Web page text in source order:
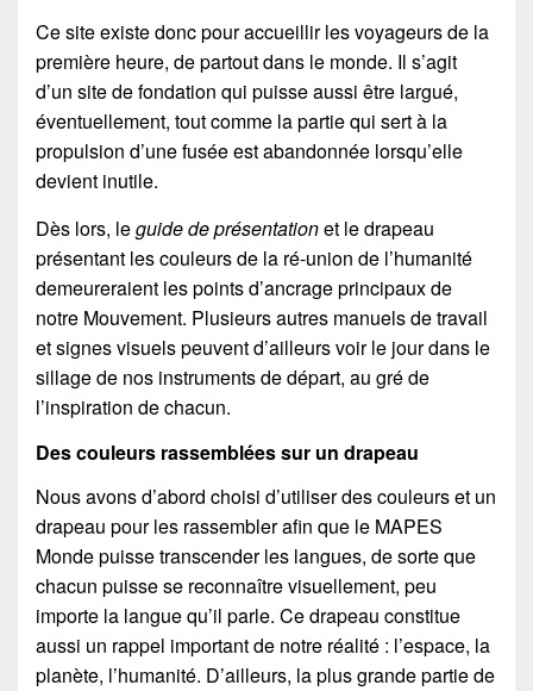
Ce site existe donc pour accueillir les voyageurs de la
première heure, de partout dans le monde. Il s’agit
d’un site de fondation qui puisse aussi être largué,
éventuellement, tout comme la partie qui sert à la
propulsion d’une fusée est abandonnée lorsqu’elle
devient inutile.
Dès lors, leguide de présentationet le drapeau
présentant les couleurs de la ré-union de l’humanité
demeureraient les points d’ancrage principaux de
notre Mouvement. Plusieurs autres manuels de travail
et signes visuels peuvent d’ailleurs voir le jour dans le
sillage de nos instruments de départ, au gré de
l’inspiration de chacun.
Des couleurs rassemblées sur un drapeau
Nous avons d’abord choisi d’utiliser des couleurs et un
drapeau pour les rassembler afin que le MAPES
Monde puisse transcender les langues, de sorte que
chacun puisse se reconnaître visuellement, peu
importe la langue qu’il parle. Ce drapeau constitue
aussi un rappel important de notre réalité : l’espace, la
planète, l’humanité. D’ailleurs, la plus grande partie de